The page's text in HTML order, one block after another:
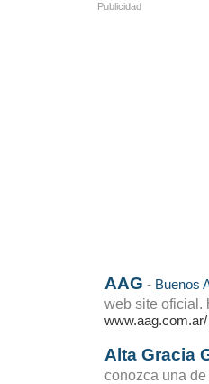
Publicidad
AAG - Buenos
web site oficial.
www.aag.com.ar/
Alta Gracia
conozca una